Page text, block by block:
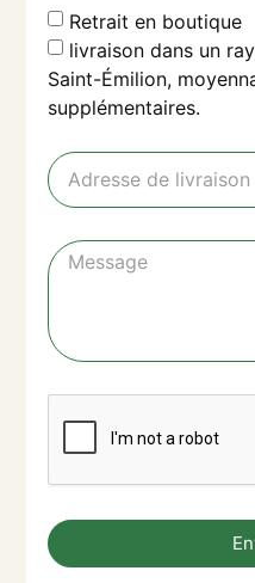
Retrait en boutique
livraison dans un
Saint-Émilion,
supplémentaires.